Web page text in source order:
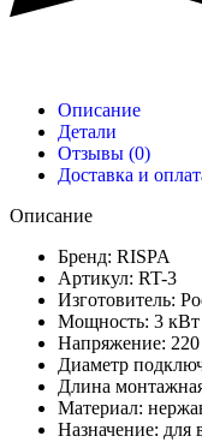
Описание
Детали
Отзывы (0)
Доставка и
Описание
Бренд: RISPA
Артикул: RT-3
Изготовитель:
Мощность: 3 кВт
Напряжение:
Диаметр
Длина
Материал:
Назначение: